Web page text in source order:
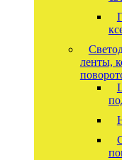
ленты,